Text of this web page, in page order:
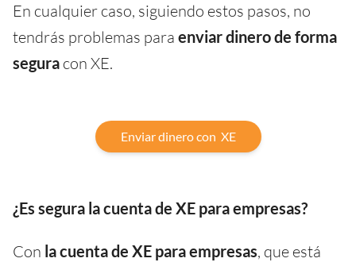
En cualquier caso, siguiendo estos pasos, no
tendrás problemas para enviar dinero de forma
segura con XE.
Enviar dinero con XE
¿Es segura la cuenta de XE para empresas?
Con la cuenta de XE para empresas, que está